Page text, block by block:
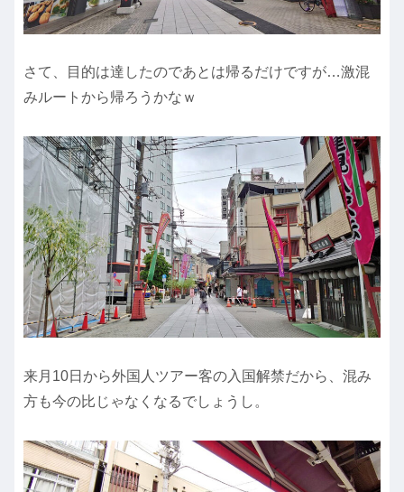
さて、目的は達したのであとは帰るだけですが…激混
みルートから帰ろうかなｗ
来月10日から外国人ツアー客の入国解禁だから、混み
方も今の比じゃなくなるでしょうし。